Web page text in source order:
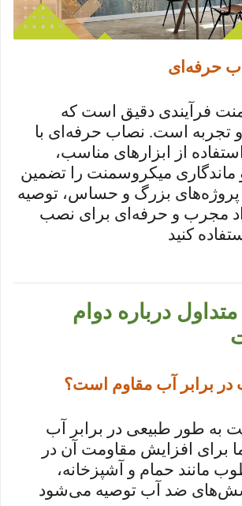
حرفه‌ای
فرآیندی دقیق است که
و تجربه است. نصاب حرفه‌ای با
از ابزارهای مناسب،
ماندگاری میکروسمنت را تضمین
پروژه‌های بزرگ و حساس، توصیه
مجرب و حرفه‌ای برای نصب
کنید
درباره دوام
در برابر آب مقاوم است؟
به طور طبیعی در برابر آب
برای افزایش مقاومت آن در
مانند حمام و آشپزخانه،
ضد آب توصیه می‌شود